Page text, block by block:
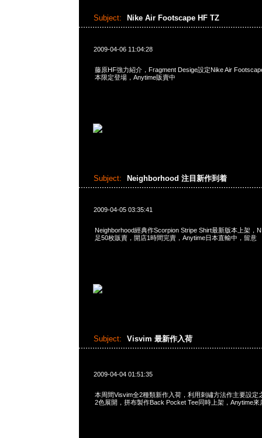
Subject: Nike Air Footscape HF TZ
2009-04-06 11:04:28
藤原HF強力紹介，Fragment Desige設定Nike Air
本限定登場，Anytime販賣中
Subject: Neighborhood 注目新作到着
2009-04-05 03:35:41
Neighborhood經典作Scorpion Stripe Shirt最新版本上架，
足50枚販賣，開店1時間完賣，Anytime日本直輸中，留意
Subject: Visvim 最新作入荷
2009-04-04 01:51:35
本周間Visvim全2種類新作入荷，利用刺繡方法作主要設定
2色展開，拼布製作Back Pocket Tee同時上架，Anytime來